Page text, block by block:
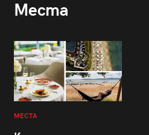
Места
МЕСТА